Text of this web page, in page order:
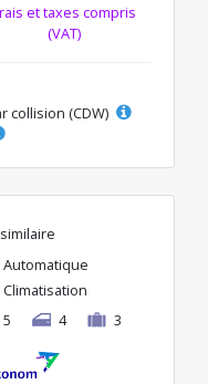
et taxes compris
(VAT)
collision (CDW)
Automatique
Climatisation
5
4 3